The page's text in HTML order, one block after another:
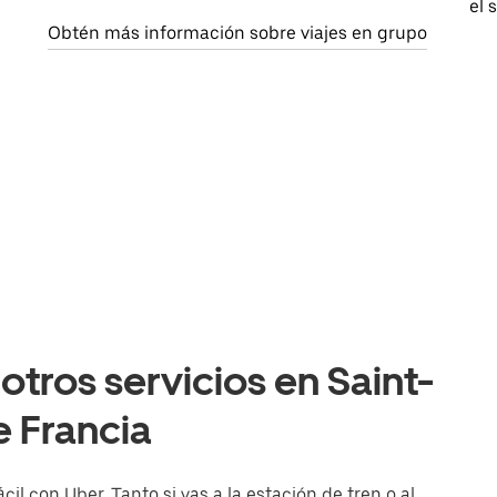
Obtén más información sobre viajes en grupo
el
servicios en Saint-
Francia